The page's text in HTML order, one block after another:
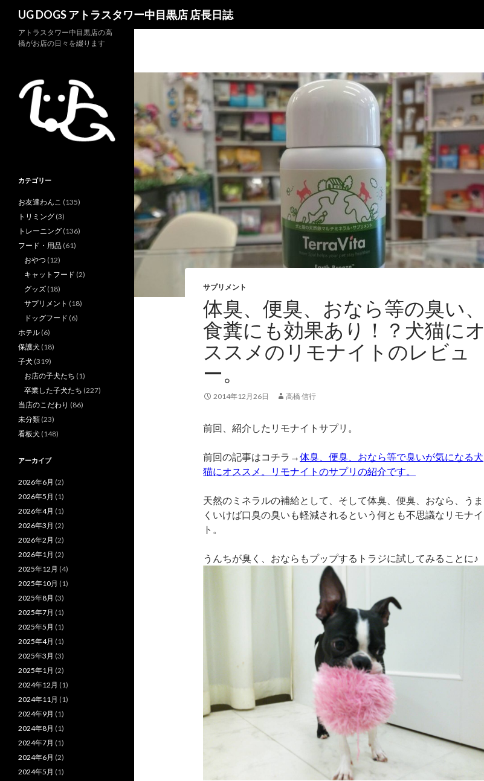
UG DOGS アトラスタワー中目黒店 店長日誌
サプリメント
体臭、便臭、おなら等の臭い、
食糞にも効果あり！？犬猫にオ
ススメのリモナイトのレビュ
ー。
2014年12月26日 高橋 信行
前回、紹介したリモナイトサプリ。
前回の記事はコチラ→体臭、便臭、おなら等で臭いが気になる犬
猫にオススメ。リモナイトのサプリの紹介です。
天然のミネラルの補給として、そして体臭、便臭、おなら、うま
くいけば口臭の臭いも軽減されるという何とも不思議なリモナイ
ト。
うんちが臭く、おならもプップするトラジに試してみることに♪
アトラスタワー中目黒店の高
橋がお店の日々を綴ります
カテゴリー
お友達わんこ (135)
トリミング (3)
トレーニング (136)
フード・用品 (61)
おやつ (12)
キャットフード (2)
グッズ (18)
サプリメント (18)
ドッグフード (6)
ホテル (6)
保護犬 (18)
子犬 (319)
お店の子犬たち (1)
卒業した子犬たち (227)
当店のこだわり (86)
未分類 (23)
看板犬 (148)
アーカイブ
2026年6月 (2)
2026年5月 (1)
2026年4月 (1)
2026年3月 (2)
2026年2月 (2)
2026年1月 (2)
2025年12月 (4)
2025年10月 (1)
2025年8月 (3)
2025年7月 (1)
2025年5月 (1)
2025年4月 (1)
2025年3月 (3)
2025年1月 (2)
2024年12月 (1)
2024年11月 (1)
2024年9月 (1)
2024年8月 (1)
2024年7月 (1)
2024年6月 (2)
2024年5月 (1)